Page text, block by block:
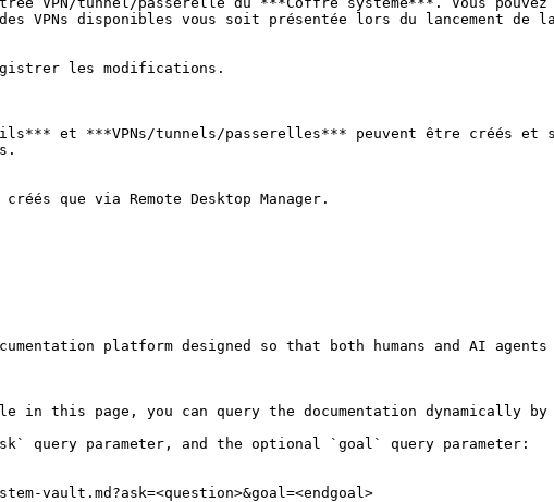
VPNs disponibles vous soit présentée lors du lancement de
les modifications.
et ***VPNs/tunnels/passerelles*** peuvent être créés et
que via Remote Desktop Manager.
platform designed so that both humans and AI
this page, you can query the documentation dynamically by
query parameter, and the optional `goal` query parameter:
vault.md?ask=<question>&goal=<endgoal>